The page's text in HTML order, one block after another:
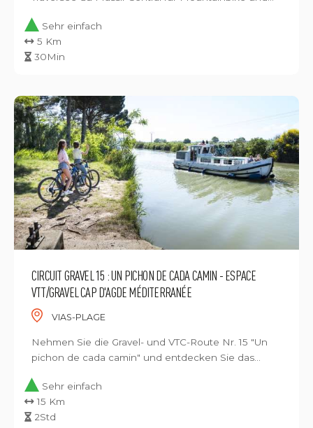
Sehr einfach
5 Km
30Min
CIRCUIT GRAVEL 15 : UN PICHON DE CADA CAMIN - ESPACE
VTT/GRAVEL CAP D'AGDE MÉDITERRANÉE
VIAS-PLAGE
Nehmen Sie die Gravel- und VTC-Route Nr. 15 "Un
pichon de cada camin" und entdecken Sie das...
Sehr einfach
15 Km
2Std